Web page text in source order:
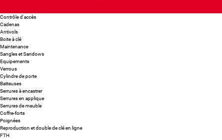
Contrôle d'accès
Cadenas
Antivols
Boite à clé
Maintenance
Sangles et Sandows
Equipements
Verrous
Cylindre de porte
Batteuses
Serrures à encastrer
Serrures en applique
Serrures de meuble
Coffre-forts
Poignées
Reproduction et double de clé en ligne
FTH